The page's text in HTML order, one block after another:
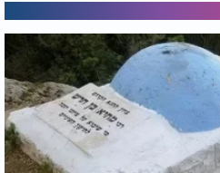
בחיים.
לה שאין לה מה להישאר שם.
אמרו לה, "ויש לך עוד
מחוץ לחדר, קראה
בדמעות שליש. רק למחרת,
במושב עם ארבעה ילדים